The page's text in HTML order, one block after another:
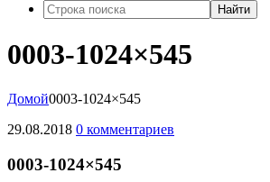
Найти
0003-1024×545
Домой0003-1024×545
29.08.2018 0 комментариев
0003-1024×545